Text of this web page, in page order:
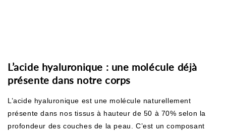
L’acide hyaluronique : une molécule déjà
présente dans notre corps
L’acide hyaluronique est une molécule naturellement
présente dans nos tissus à hauteur de 50 à 70% selon la
profondeur des couches de la peau.
C’est un composant